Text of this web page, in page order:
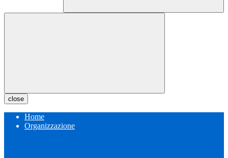
close
Home
Organizzazione